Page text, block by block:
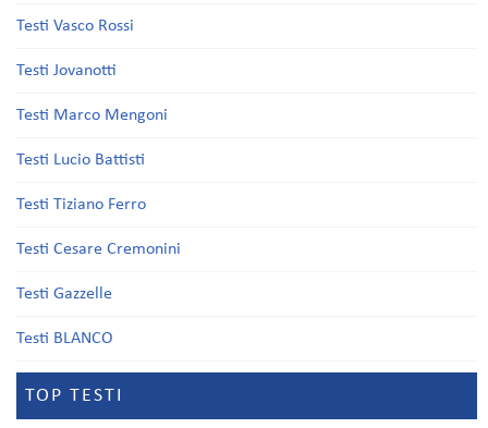
Testi Vasco Rossi
Testi Jovanotti
Testi Marco Mengoni
Testi Lucio Battisti
Testi Tiziano Ferro
Testi Cesare Cremonini
Testi Gazzelle
Testi BLANCO
TOP TESTI